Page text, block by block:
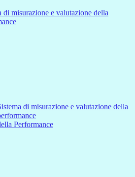
di misurazione e valutazione della
di misurazione e valutazione della
Performance